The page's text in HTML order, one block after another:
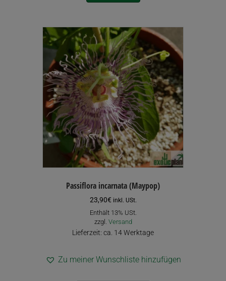
Passiflora incarnata (Maypop)
23,90€ inkl. USt.
Enthält 13% USt.
zzgl. Versand
Lieferzeit: ca. 14 Werktage
Zu meiner Wunschliste hinzufügen